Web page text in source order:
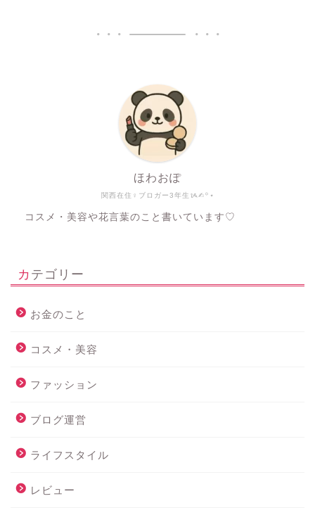
関西在住♀ブロガー3年生ᝰ✍︎꙳⋆
ほわおぽ
コスメ・美容や花言葉のこと書いています♡
カテゴリー
お金のこと
コスメ・美容
ファッション
ブログ運営
ライフスタイル
レビュー